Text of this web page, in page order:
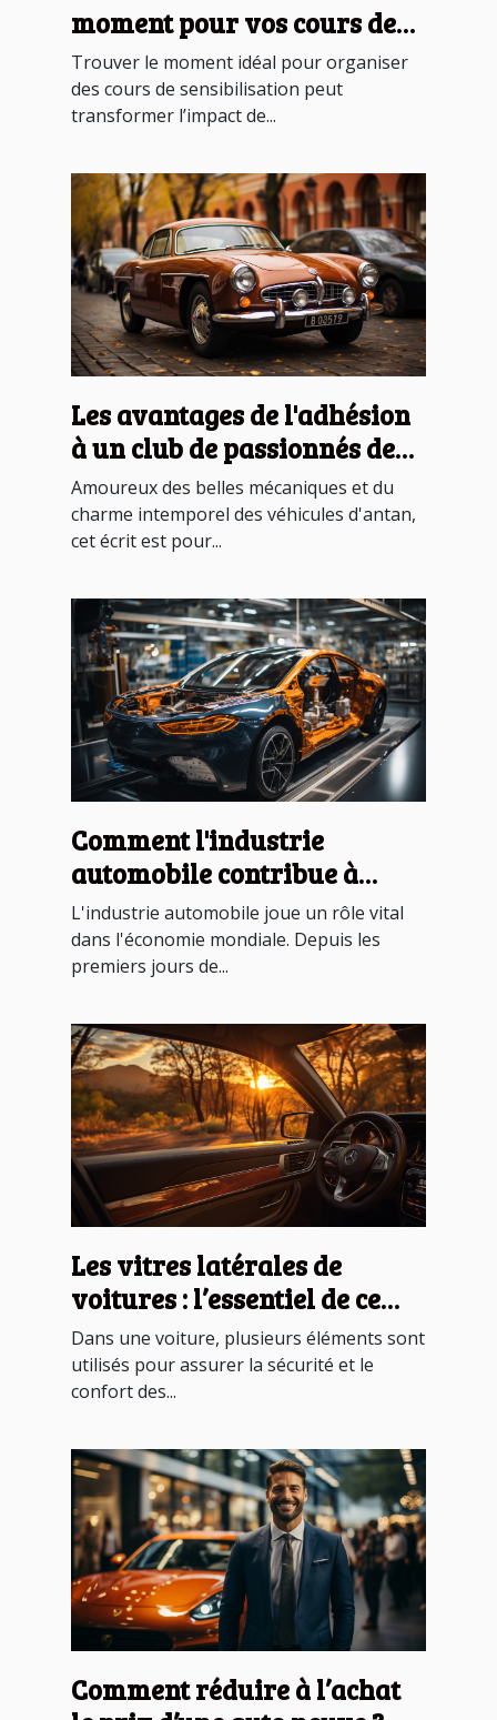
moment pour vos cours de
sensibilisation ?
Trouver le moment idéal pour organiser
des cours de sensibilisation peut
transformer l’impact de...
Les avantages de l'adhésion
à un club de passionnés de
véhicules anciens
Amoureux des belles mécaniques et du
charme intemporel des véhicules d'antan,
cet écrit est pour...
Comment l'industrie
automobile contribue à
l'économie mondiale
L'industrie automobile joue un rôle vital
dans l'économie mondiale. Depuis les
premiers jours de...
Les vitres latérales de
voitures : l’essentiel de ce
qu’il faut savoir
Dans une voiture, plusieurs éléments sont
utilisés pour assurer la sécurité et le
confort des...
Comment réduire à l’achat